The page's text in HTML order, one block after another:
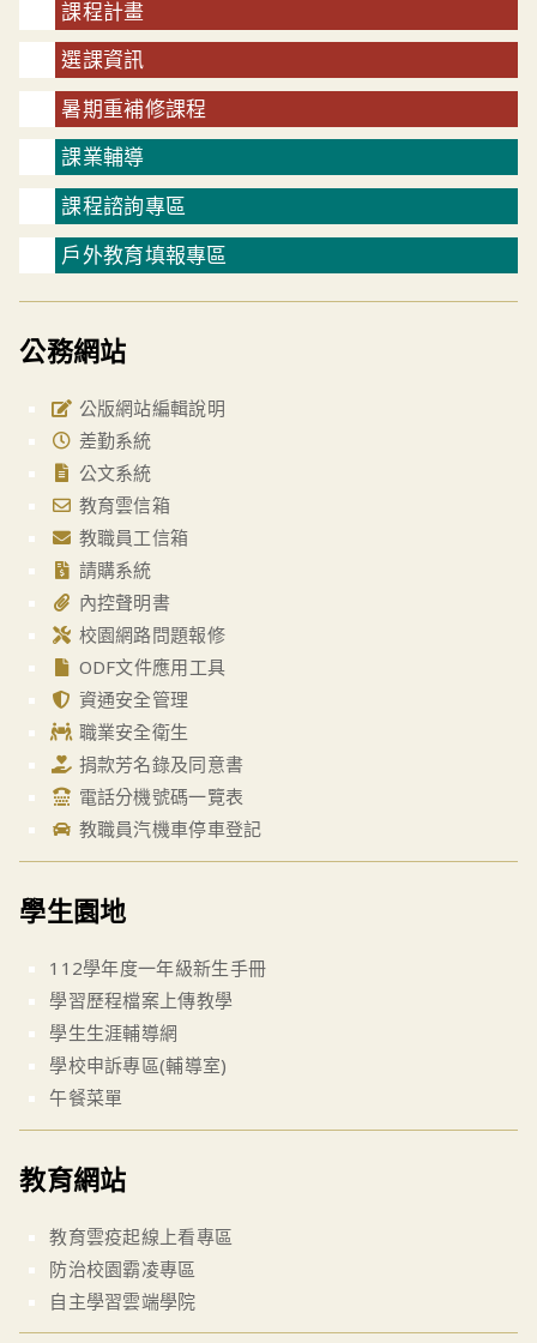
課程計畫
選課資訊
暑期重補修課程
課業輔導
課程諮詢專區
戶外教育填報專區
公務網站
公版網站編輯說明
差勤系統
公文系統
教育雲信箱
教職員工信箱
請購系統
內控聲明書
校園網路問題報修
ODF文件應用工具
資通安全管理
職業安全衛生
捐款芳名錄及同意書
電話分機號碼一覽表
教職員汽機車停車登記
學生園地
112學年度一年級新生手冊
學習歷程檔案上傳教學
學生生涯輔導網
學校申訴專區(輔導室)
午餐菜單
教育網站
教育雲疫起線上看專區
防治校園霸凌專區
自主學習雲端學院